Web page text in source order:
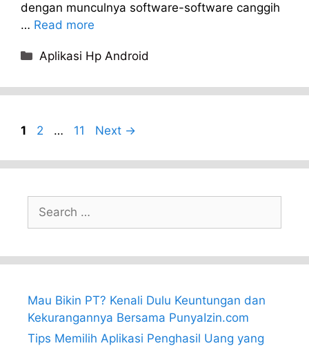
dengan munculnya software-software canggih
… Read more
Categories
Aplikasi Hp Android
Page
1 Page
2 … Page
11 Next →
Search
for:
Mau Bikin PT? Kenali Dulu Keuntungan dan
Kekurangannya Bersama PunyaIzin.com
Tips Memilih Aplikasi Penghasil Uang yang